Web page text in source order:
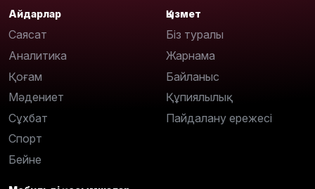
Айдарлар
Саясат
Аналитика
Қоғам
Мәдениет
Сұхбат
Спорт
Бейне
Қызмет
Біз туралы
Жарнама
Байланыс
Құпиялылық
Пайдалану ережесі